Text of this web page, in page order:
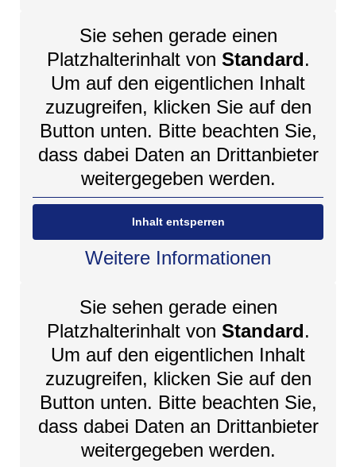
Sie sehen gerade einen
Platzhalterinhalt von Standard.
Um auf den eigentlichen Inhalt
zuzugreifen, klicken Sie auf den
Button unten. Bitte beachten Sie,
dass dabei Daten an Drittanbieter
weitergegeben werden.
Inhalt entsperren
Weitere Informationen
Sie sehen gerade einen
Platzhalterinhalt von Standard.
Um auf den eigentlichen Inhalt
zuzugreifen, klicken Sie auf den
Button unten. Bitte beachten Sie,
dass dabei Daten an Drittanbieter
weitergegeben werden.